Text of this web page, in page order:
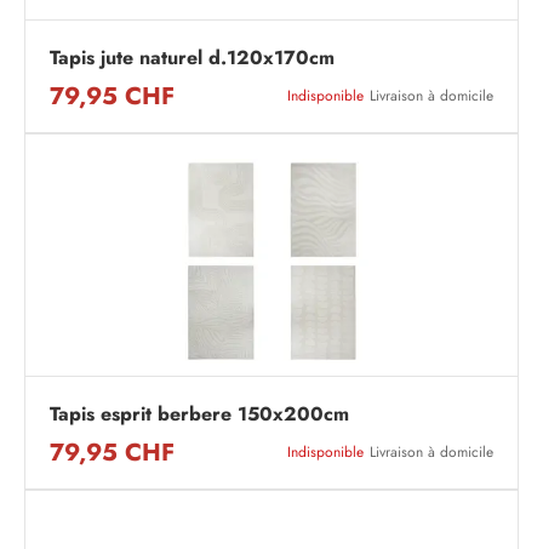
Tapis jute naturel d.120x170cm
79,95 CHF Indisponible Livraison à domicile
Tapis esprit berbere 150x200cm
79,95 CHF Indisponible Livraison à domicile